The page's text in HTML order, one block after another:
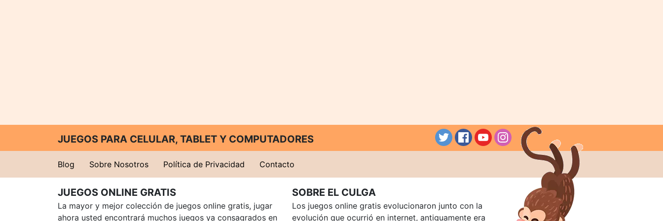
JUEGOS PARA CELULAR, TABLET Y COMPUTADORES
Blog Sobre Nosotros Política de Privacidad Contacto
JUEGOS ONLINE GRATIS
La mayor y mejor colección de juegos online gratis, jugar
ahora usted encontrará muchos juegos ya consagrados en
SOBRE EL CULGA
Los juegos online gratis evolucionaron junto con la
evolución que ocurrió en internet, antiguamente era